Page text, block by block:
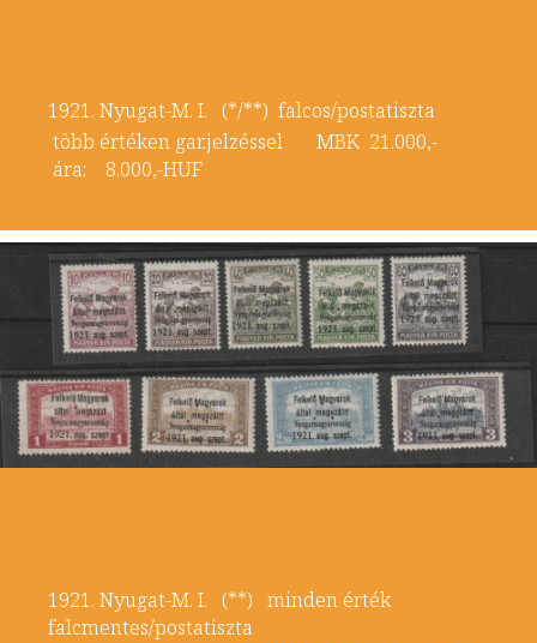
1921. Nyugat-M. I. (*/**) falcos/postatiszta
több értéken gar.jelzéssel MBK 21.000,-
ára: 8.000,-HUF
1921. Nyugat-M. I. (**) minden érték
falcmentes/postatiszta